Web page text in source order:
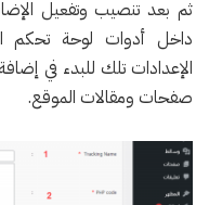
ثم بعد تنصيب وتفعيل
داخل أدوات لوحة تحكم
الإعدادات تلك للبدء في
صفحات ومقالات الموقع.